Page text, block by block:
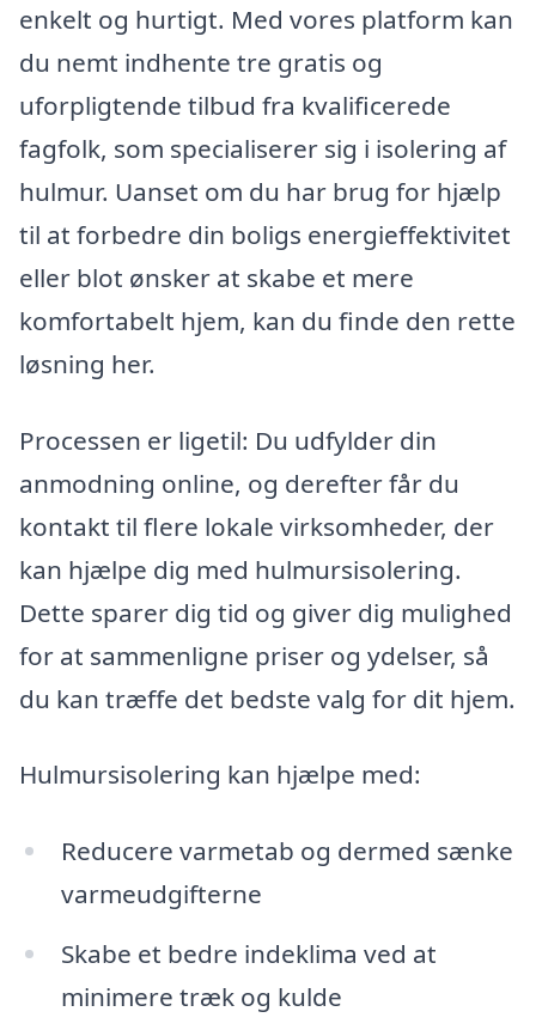
enkelt og hurtigt. Med vores platform kan
du nemt indhente tre gratis og
uforpligtende tilbud fra kvalificerede
fagfolk, som specialiserer sig i isolering af
hulmur. Uanset om du har brug for hjælp
til at forbedre din boligs energieffektivitet
eller blot ønsker at skabe et mere
komfortabelt hjem, kan du finde den rette
løsning her.
Processen er ligetil: Du udfylder din
anmodning online, og derefter får du
kontakt til flere lokale virksomheder, der
kan hjælpe dig med hulmursisolering.
Dette sparer dig tid og giver dig mulighed
for at sammenligne priser og ydelser, så
du kan træffe det bedste valg for dit hjem.
Hulmursisolering kan hjælpe med:
Reducere varmetab og dermed sænke
varmeudgifterne
Skabe et bedre indeklima ved at
minimere træk og kulde